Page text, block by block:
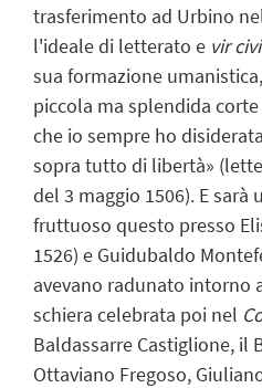
trasferimento ad Urbino
l'ideale di letterato e vir
sua formazione
piccola ma splendida
che io sempre ho
sopra tutto di libertà»
del 3 maggio 1506). E sarà
fruttuoso questo presso
1526) e Guidubaldo
avevano radunato intorno
schiera celebrata poi nel
Baldassarre Castiglione, il
Ottaviano Fregoso,